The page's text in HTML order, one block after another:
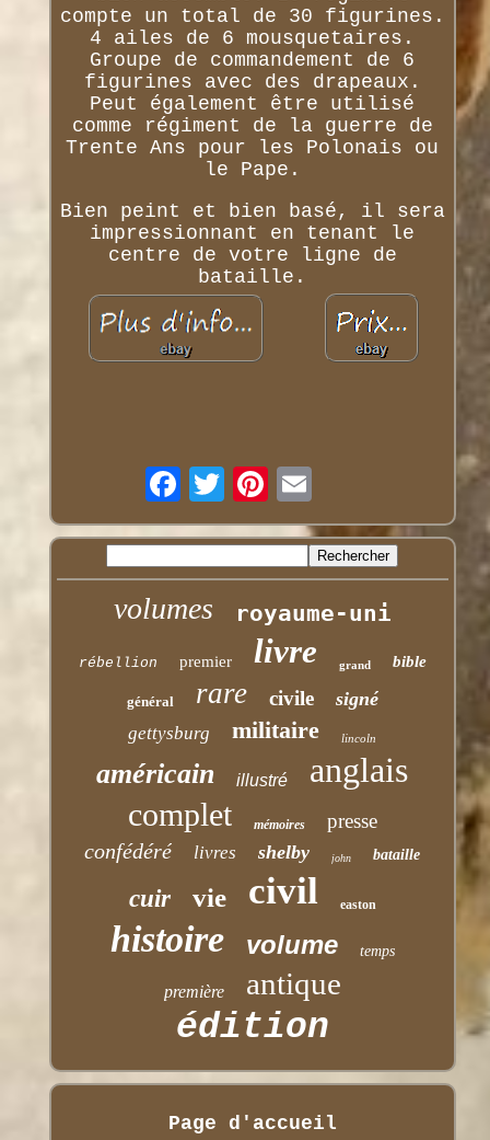
compte un total de 30 figurines.
4 ailes de 6 mousquetaires.
Groupe de commandement de 6
figurines avec des drapeaux.
Peut également être utilisé
comme régiment de la guerre de
Trente Ans pour les Polonais ou
le Pape.
Bien peint et bien basé, il sera
impressionnant en tenant le
centre de votre ligne de
bataille.
volumes royaume-uni
rébellion premier livre grand bible
général rare civile signé
gettysburg militaire lincoln
américain illustré anglais
complet mémoires presse
confédéré livres shelby john bataille
cuir vie civil easton
histoire volume temps
première antique
édition
Page d'accueil